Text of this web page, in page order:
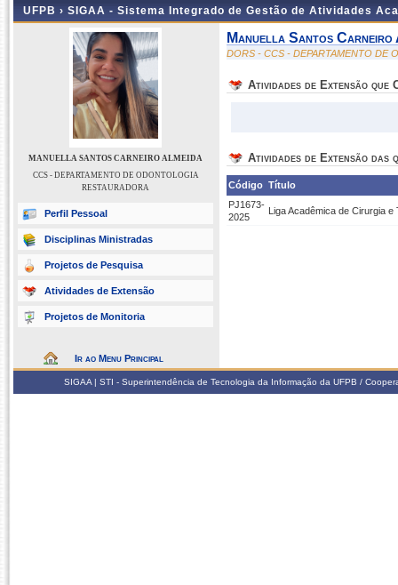
UFPB › SIGAA - Sistema Integrado de Gestão de Atividades
MANUELLA SANTOS CARNEIRO ALMEIDA
CCS - DEPARTAMENTO DE ODONTOLOGIA
RESTAURADORA
Perfil Pessoal
Disciplinas Ministradas
Projetos de Pesquisa
Atividades de Extensão
Projetos de Monitoria
Ir ao Menu Principal
Manuella Santos Carneiro
DORS - CCS - DEPARTAMENTO DE
Atividades de Extensão que
Atividades de Extensão das
Código Título
PJ1673-
2025
Liga Acadêmica de Cirurgia
SIGAA | STI - Superintendência de Tecnologia da Informação da UFPB /